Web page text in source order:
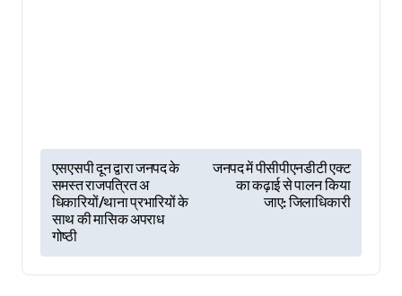
P
o
s
t
n
एसएसपी दून द्वारा जनपद के
समस्त राजपत्रित अ
धिकारियों/थाना प्रभारियों के
साथ की मासिक अपराध
गोष्ठी
जनपद में पीसीपीएनडीटी एक्ट
का कढ़ाई से पालन किया
जाए: जिलाधिकारी